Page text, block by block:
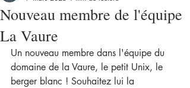
Nouveau membre de l'équipe
La Vaure
Un nouveau membre dans l'équipe du
domaine de la Vaure, le petit Unix, le
berger blanc ! Souhaitez lui la